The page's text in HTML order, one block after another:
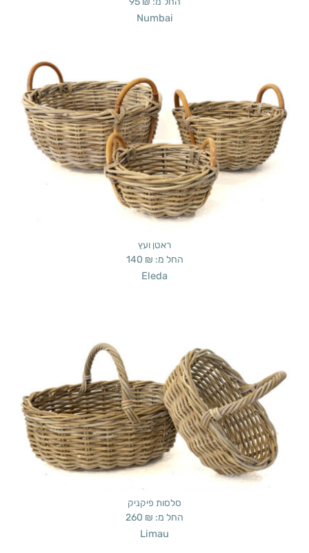
Numbai
ראטן ועץ
החל מ: 140 ₪
Eleda
סלסות פיקניק
החל מ: 260 ₪
Limau